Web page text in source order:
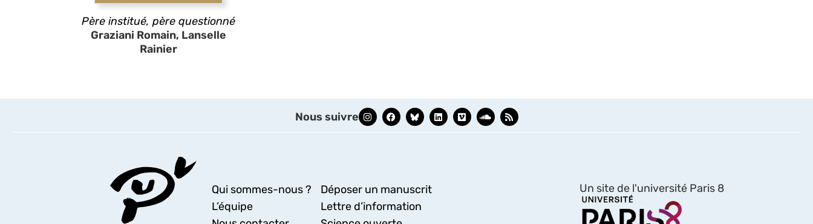
Père institué, père questionné
Graziani Romain, Lanselle
Rainier
Nous suivre
Qui sommes-nous ?
L’équipe
Déposer un manuscrit
Lettre d’information
Un site de l'université Paris 8